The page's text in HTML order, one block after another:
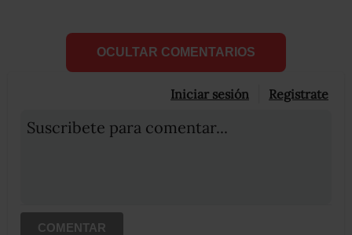
OCULTAR COMENTARIOS
Iniciar sesión Registrate
Suscribete para comentar...
COMENTAR